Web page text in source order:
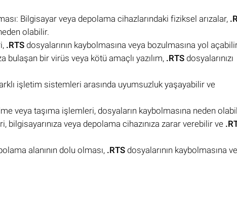
Bilgisayar veya depolama cihazlarındaki fiziksel arızalar,
olabilir.
.RTS dosyalarının kaybolmasına veya bozulmasına yol
bulaşan bir virüs veya kötü amaçlı yazılım, .RTS dosyalarınızı
işletim sistemleri arasında uyumsuzluk yaşayabilir ve
veya taşıma işlemleri, dosyaların kaybolmasına neden
veya depolama cihazınıza zarar verebilir ve
alanının dolu olması, .RTS dosyalarının kaybolmasına